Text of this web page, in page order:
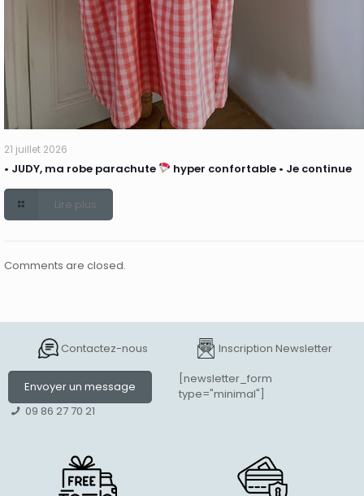
21 juillet 2026
• JUDY, ma robe parachute hyper confortable • Je continue
Lire plus
Comments are closed.
Contactez-nous
Envoyer un message
09 86 27 70 21
Inscription Newsletter
[newsletter_form
type="minimal"]